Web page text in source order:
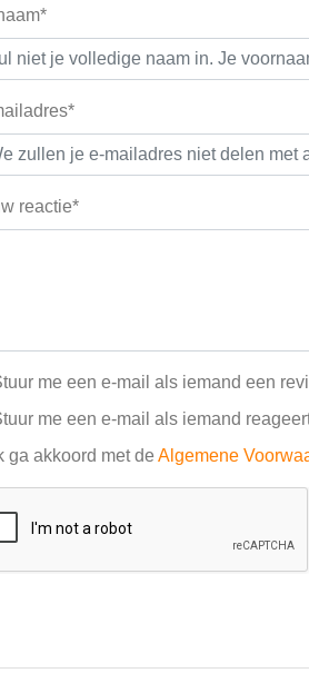
reactie*
me een e-mail als iemand een
me een e-mail als iemand
ga akkoord met de Algemene